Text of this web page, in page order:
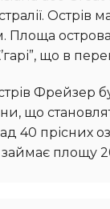
Площа
що в
що
40 прісних
займає площу